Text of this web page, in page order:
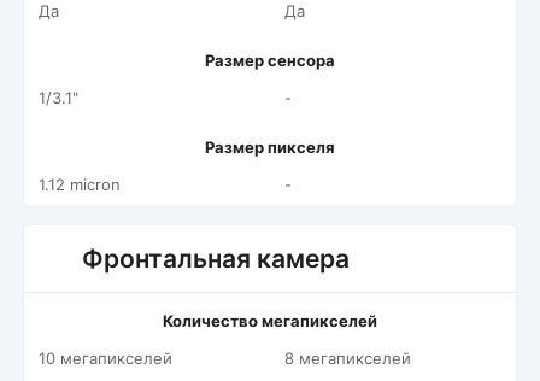
Да
Да
Размер сенсора
1/3.1"
-
Размер пикселя
1.12 micron
-
Фронтальная камера
Количество мегапикселей
10 мегапикселей
8 мегапикселей